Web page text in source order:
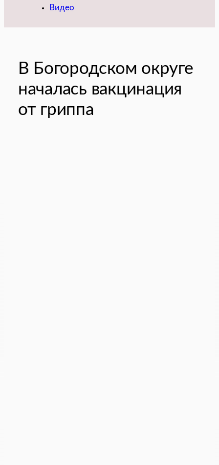
Видео
️В Богородском округе
началась вакцинация
от гриппа